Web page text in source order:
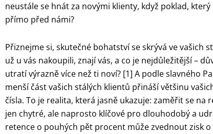
neustále se hnát za novými klienty, když poklad,
přímo před námi?
Přiznejme si, skutečné bohatství se skrývá ve vašich
už u vás nakoupili, znají vás, a co je nejdůležitější –
utratí výrazně více než ti noví? [1] A podle slavného
menší část vašich stálých klientů přináší většinu
čísla. To je realita, která jasně ukazuje: zaměřit se na
jen chytré, ale naprosto klíčové pro dlouhodobý a
retence o pouhých pět procent může zvednout zisk